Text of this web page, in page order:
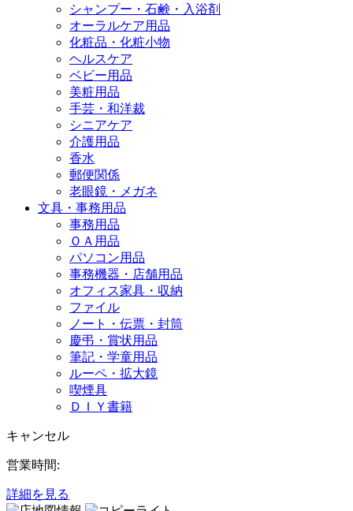
シャンプー・石鹸・入浴剤
オーラルケア用品
化粧品・化粧小物
ヘルスケア
ベビー用品
美粧用品
手芸・和洋裁
シニアケア
介護用品
香水
郵便関係
老眼鏡・メガネ
文具・事務用品
事務用品
ＯＡ用品
パソコン用品
事務機器・店舗用品
オフィス家具・収納
ファイル
ノート・伝票・封筒
慶弔・賞状用品
筆記・学童用品
ルーペ・拡大鏡
喫煙具
ＤＩＹ書籍
キャンセル
営業時間:
詳細を見る